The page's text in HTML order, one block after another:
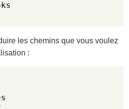
les chemins que vous voulez
: